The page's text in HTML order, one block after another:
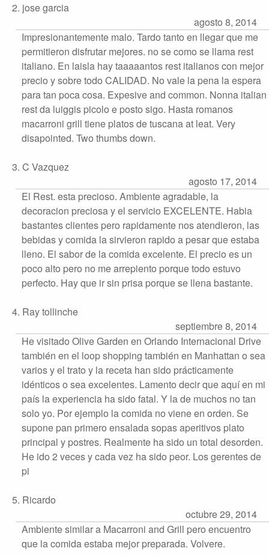
2. jose garcia
agosto 8, 2014
Impresionantemente malo. Tardo tanto en llegar que me
permitieron disfrutar mejores. no se como se llama rest
italiano. En laisla hay taaaaantos rest italianos con mejor
precio y sobre todo CALIDAD. No vale la pena la espera
para tan poca cosa. Expesive and common. Nonna italian
rest da luiggis picolo e posto sigo. Hasta romanos
macarroni grill tiene platos de tuscana at leat. Very
disapointed. Two thumbs down.
3. C Vazquez
agosto 17, 2014
El Rest. esta precioso. Ambiente agradable, la
decoracion preciosa y el servicio EXCELENTE. Habia
bastantes clientes pero rapidamente nos atendieron, las
bebidas y comida la sirvieron rapido a pesar que estaba
lleno. El sabor de la comida excelente. El precio es un
poco alto pero no me arrepiento porque todo estuvo
perfecto. Hay que ir sin prisa porque se llena bastante.
4. Ray tollinche
septiembre 8, 2014
He visitado Olive Garden en Orlando Internacional Drive
también en el loop shopping también en Manhattan o sea
varios y el trato y la receta han sido prácticamente
idénticos o sea excelentes. Lamento decir que aquí en mi
país la experiencia ha sido fatal. Y la de muchos no tan
solo yo. Por ejemplo la comida no viene en orden. Se
supone pan primero ensalada sopas aperitivos plato
principal y postres. Realmente ha sido un total desorden.
He ido 2 veces y cada vez ha sido peor. Los gerentes de
pi
5. Ricardo
octubre 29, 2014
Ambiente similar a Macarroni and Grill pero encuentro
que la comida estaba mejor preparada. Volvere.